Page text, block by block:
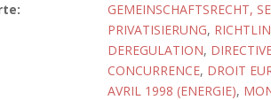
GEMEINSCHAFTSRECHT,
PRIVATISIERUNG,
DEREGULATION,
CONCURRENCE, DROIT
AVRIL 1998 (ENERGIE),